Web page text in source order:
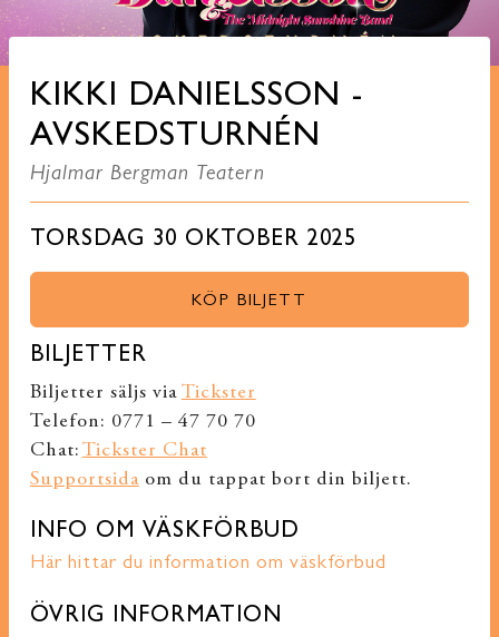
KIKKI DANIELSSON -
AVSKEDSTURNÉN
Hjalmar Bergman Teatern
TORSDAG 30 OKTOBER 2025
KÖP BILJETT
BILJETTER
Biljetter säljs via Tickster
Telefon: 0771 – 47 70 70
Chat: Tickster Chat
Supportsidaom du tappat bort din biljett.
INFO OM VÄSKFÖRBUD
Här hittar du information om väskförbud
ÖVRIG INFORMATION